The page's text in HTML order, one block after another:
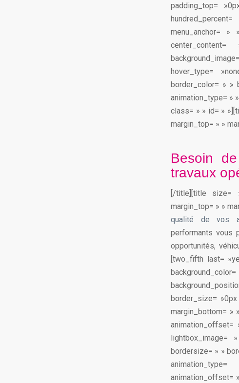
padding_top=
menu_anchor=
hover_type=
border_color= » »
animation_type= »
class= » » id= »
margin_top= » »
Besoin
travaux
[/title][title size=
margin_top= » »
qualité de vos
performants vous
opportunités,
[two_fifth last=
border_size=
margin_bottom= »
bordersize= » »
animation_offset=